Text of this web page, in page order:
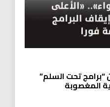
“برامج تحت السلم”
المغصوبة